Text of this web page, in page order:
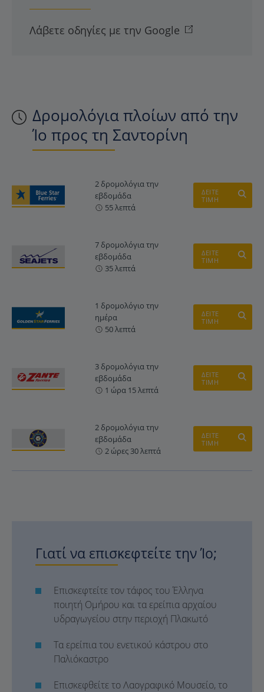
Δρομολόγια πλοίων από την
Ίο προς τη Σαντορίνη
2 δρομολόγια την
εβδομάδα
55 λεπτά
ΔΕΙΤΕ
ΤΙΜΗ
7 δρομολόγια την
εβδομάδα
35 λεπτά
ΔΕΙΤΕ
ΤΙΜΗ
1 δρομολόγιο την
ημέρα
50 λεπτά
ΔΕΙΤΕ
ΤΙΜΗ
3 δρομολόγια την
εβδομάδα
1 ώρα 15 λεπτά
ΔΕΙΤΕ
ΤΙΜΗ
2 δρομολόγια την
εβδομάδα
2 ώρες 30 λεπτά
ΔΕΙΤΕ
ΤΙΜΗ
Γιατί να επισκεφτείτε την Ίο;
Επισκεφτείτε τον τάφος του Έλληνα
ποιητή Ομήρου και τα ερείπια αρχαίου
υδραγωγείου στην περιοχή Πλακωτό
Τα ερείπια του ενετικού κάστρου στο
Παλιόκαστρο
Επισκεφθείτε το Λαογραφικό Μουσείο, το
Λάβετε οδηγίες με την Google